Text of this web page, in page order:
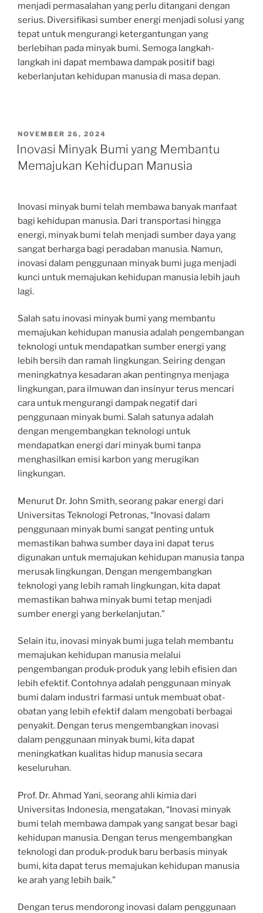
menjadi permasalahan yang perlu ditangani dengan
serius. Diversifikasi sumber energi menjadi solusi yang
tepat untuk mengurangi ketergantungan yang
berlebihan pada minyak bumi. Semoga langkah-
langkah ini dapat membawa dampak positif bagi
keberlanjutan kehidupan manusia di masa depan.
POSTED
ON
NOVEMBER 26, 2024
Inovasi Minyak Bumi yang Membantu
Memajukan Kehidupan Manusia
Inovasi minyak bumi telah membawa banyak manfaat
bagi kehidupan manusia. Dari transportasi hingga
energi, minyak bumi telah menjadi sumber daya yang
sangat berharga bagi peradaban manusia. Namun,
inovasi dalam penggunaan minyak bumi juga menjadi
kunci untuk memajukan kehidupan manusia lebih jauh
lagi.
Salah satu inovasi minyak bumi yang membantu
memajukan kehidupan manusia adalah pengembangan
teknologi untuk mendapatkan sumber energi yang
lebih bersih dan ramah lingkungan. Seiring dengan
meningkatnya kesadaran akan pentingnya menjaga
lingkungan, para ilmuwan dan insinyur terus mencari
cara untuk mengurangi dampak negatif dari
penggunaan minyak bumi. Salah satunya adalah
dengan mengembangkan teknologi untuk
mendapatkan energi dari minyak bumi tanpa
menghasilkan emisi karbon yang merugikan
lingkungan.
Menurut Dr. John Smith, seorang pakar energi dari
Universitas Teknologi Petronas, “Inovasi dalam
penggunaan minyak bumi sangat penting untuk
memastikan bahwa sumber daya ini dapat terus
digunakan untuk memajukan kehidupan manusia tanpa
merusak lingkungan. Dengan mengembangkan
teknologi yang lebih ramah lingkungan, kita dapat
memastikan bahwa minyak bumi tetap menjadi
sumber energi yang berkelanjutan.”
Selain itu, inovasi minyak bumi juga telah membantu
memajukan kehidupan manusia melalui
pengembangan produk-produk yang lebih efisien dan
lebih efektif. Contohnya adalah penggunaan minyak
bumi dalam industri farmasi untuk membuat obat-
obatan yang lebih efektif dalam mengobati berbagai
penyakit. Dengan terus mengembangkan inovasi
dalam penggunaan minyak bumi, kita dapat
meningkatkan kualitas hidup manusia secara
keseluruhan.
Prof. Dr. Ahmad Yani, seorang ahli kimia dari
Universitas Indonesia, mengatakan, “Inovasi minyak
bumi telah membawa dampak yang sangat besar bagi
kehidupan manusia. Dengan terus mengembangkan
teknologi dan produk-produk baru berbasis minyak
bumi, kita dapat terus memajukan kehidupan manusia
ke arah yang lebih baik.”
Dengan terus mendorong inovasi dalam penggunaan